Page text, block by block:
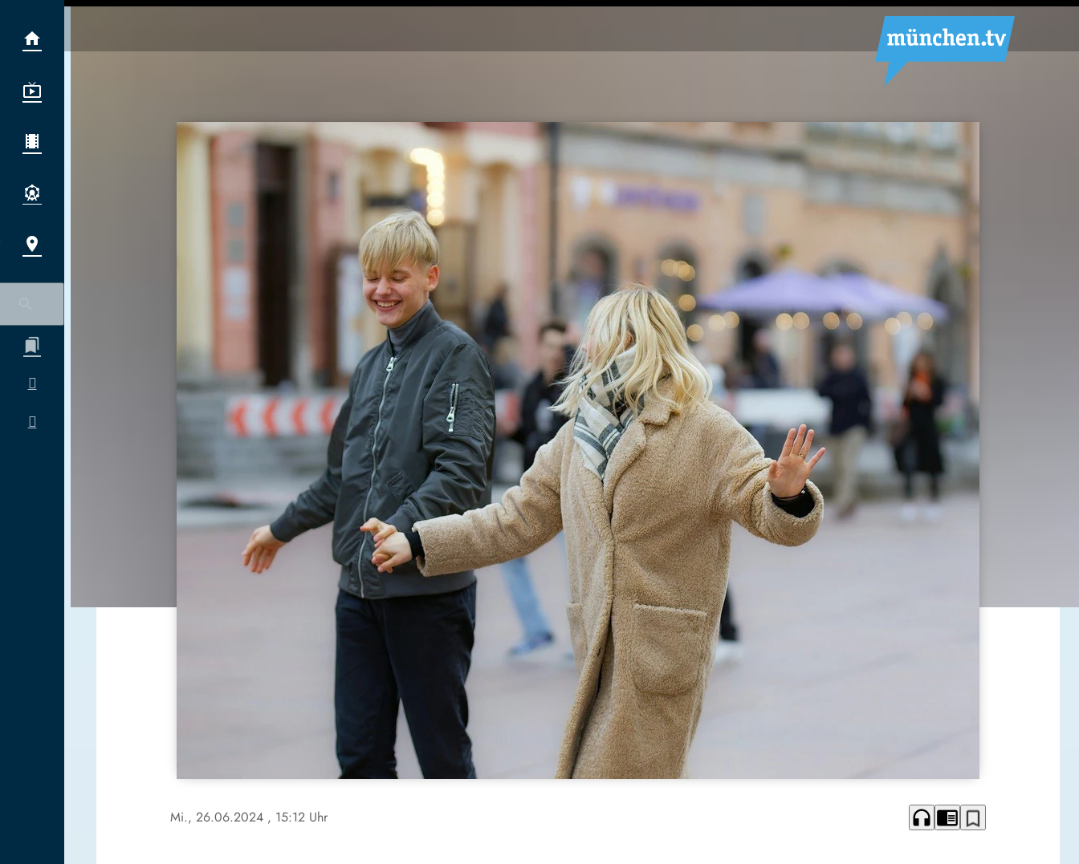
Mi., 26.06.2024 , 15:12 Uhr headphones chrome_reader_mode bookmark_border